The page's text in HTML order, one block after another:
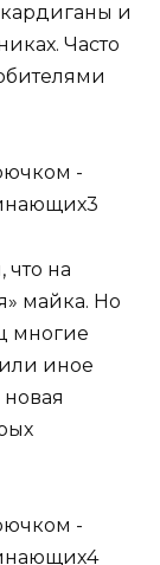
и
Часто
что на
майка. Но
многие
иное